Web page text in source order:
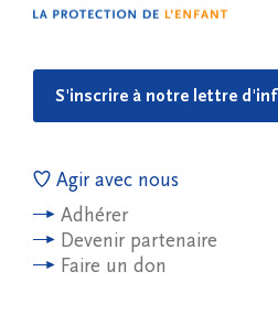
S'inscrire à notre lettre
Agir avec nous
Adhérer
Devenir partenaire
Faire un don